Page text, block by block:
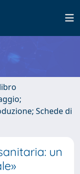
Schede di
un